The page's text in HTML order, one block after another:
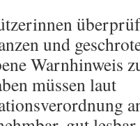
und
Warnhinweis
müssen laut